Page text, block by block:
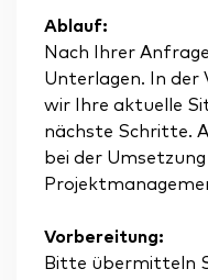
Ablauf:
Nach Ihrer
Unterlagen. In der
wir Ihre aktuelle
nächste Schritte.
bei der
Vorbereitung:
Bitte übermitteln